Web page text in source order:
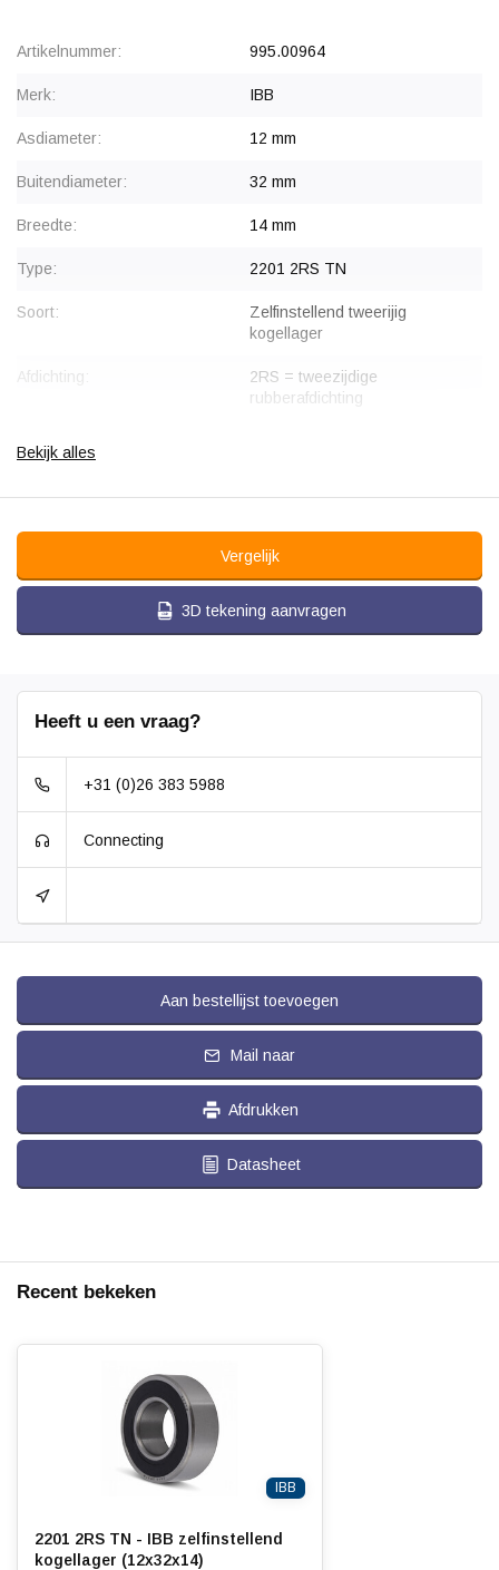
een betrouwbaar industrieel product.
grote projecten geven wij korting.Neem contact met ons op
voor meer informatie.
Artikelnummer: 995.00964
Merk: IBB
Asdiameter: 12 mm
Buitendiameter: 32 mm
Breedte: 14 mm
Type: 2201 2RS TN
Soort:
Zelfinstellend tweerijig
kogellager
Afdichting:
2RS = tweezijdige
rubberafdichting
Bekijk alles
Vergelijk
3D tekening aanvragen
Heeft u een vraag?
+31 (0)26 383 5988
Connecting
Aan bestellijst toevoegen
Mail naar
Afdrukken
Datasheet
Recent bekeken
IBB
2201 2RS TN - IBB zelfinstellend
kogellager (12x32x14)